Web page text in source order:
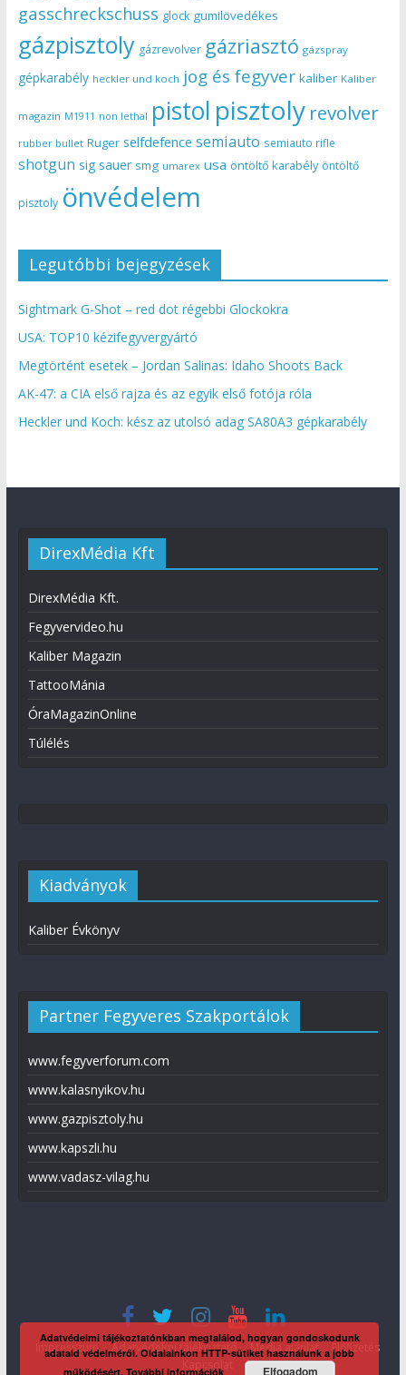
gasschreckschuss glock gumilövedékes
gázpisztoly gázrevolver gázriasztó gázspray
gépkarabély heckler und koch jog és fegyver kaliber Kaliber
magazin M1911 non lethal pistol pisztoly revolver
rubber bullet Ruger selfdefence semiauto semiauto rifle
shotgun sig sauer smg umarex usa öntöltő karabély öntöltő
pisztoly önvédelem
Legutóbbi bejegyzések
Sightmark G-Shot – red dot régebbi Glockokra
USA: TOP10 kézifegyvergyártó
Megtörtént esetek – Jordan Salinas: Idaho Shoots Back
AK-47: a CIA első rajza és az egyik első fotója róla
Heckler und Koch: kész az utolsó adag SA80A3 gépkarabély
DirexMédia Kft
DirexMédia Kft.
Fegyvervideo.hu
Kaliber Magazin
TattooMánia
ÓraMagazinOnline
Túlélés
Kiadványok
Kaliber Évkönyv
Partner Fegyveres Szakportálok
www.fegyverforum.com
www.kalasnyikov.hu
www.gazpisztoly.hu
www.kapszli.hu
www.vadasz-vilag.hu
Impresszum Adatvédelmi tájékoztató Média ajánlat
Előfizetés
Adatvédelmi tájékoztatónkban megtalálod, hogyan gondoskodunk
adataid védelméről. Oldalainkon HTTP-sütiket használunk a jobb
működésért.További információk Elfogadom